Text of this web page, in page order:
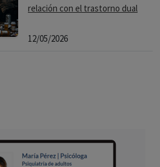
relación con el trastorno dual
12/05/2026